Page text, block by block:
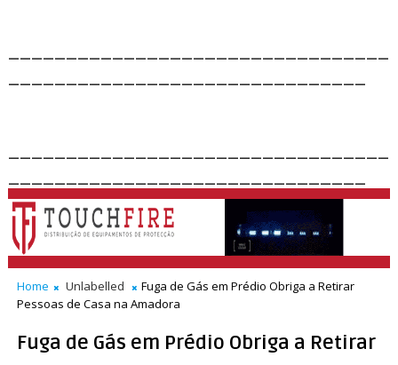
Home Unlabelled
Fuga de Gás em Prédio Obriga a Retirar
Pessoas de Casa na Amadora
Fuga de Gás em Prédio Obriga a Retirar